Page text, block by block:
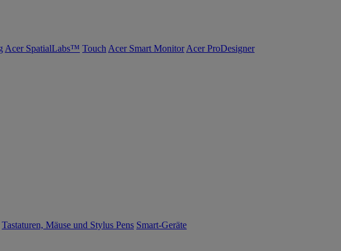
Acer SpatialLabs™ Touch Acer Smart Monitor Acer ProDesigner
Tastaturen, Mäuse und Stylus Pens Smart-Geräte